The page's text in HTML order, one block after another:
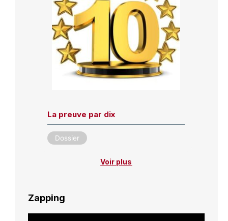
La preuve par dix
Dossier
Voir plus
Zapping